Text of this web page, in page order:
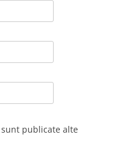
publicate alte